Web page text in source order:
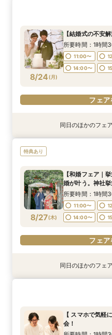
8/23 日)
【期間限定】50
14:00〜
フェア
8/23 日)
【 スマホで気軽
14:00〜
フェア
8/23 日)
11:00〜
14:00〜
フェア
8/23 日)
【結婚式の費用
BIGフェア
所要時間：1時間
11:00〜
14:00〜
17:00〜
フェア
8/23 日)
【和婚フェア｜
14:00〜
フェア
8/24 (月)
【結婚式の不安
所要時間：1時間
11:00〜
14:00〜
フェア
8/24(月)
【挙式＋会食が
11:00〜
14:00〜
フェア
8/24(月)
【期間限定】50
11:00〜
14:00〜
フェア
8/24(月)
【結婚式の費用
BIGフェア
所要時間：1時間
14:00〜
17:00〜
フェア
8/24(月)
【和婚フェア｜
11:00〜
14:00〜
フェア
同日のほかのフェ
特典あり
8/27(木)
【和婚フェア｜
婚が叶う。神社
所要時間：1時間
11:00〜
14:00〜
フェア
8/27(木)
【挙式＋会食が
14:00〜
8/27(木)
【期間限定】50
14:00〜
8/27(木)
11:00〜
8/27(木)
【結婚式の費用
BIGフェア
所要時間：1時間
同日のほかのフェ
【 スマホで気軽
会！